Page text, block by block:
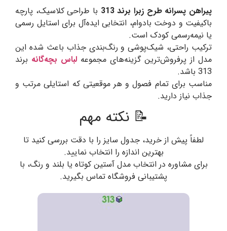
پیراهن پسرانه طرح زبرا برند 313
با طراحی کلاسیک، پارچه
باکیفیت و دوخت بادوام، انتخابی ایده‌آل برای استایل رسمی
یا نیمه‌رسمی کودک است.
ترکیب راحتی، شیک‌پوشی و رنگ‌بندی جذاب باعث شده این
مدل از پرفروش‌ترین گزینه‌های مجموعه لباس بچه‌گانه برند
313 باشد.
مناسب برای تمام فصول و هر موقعیتی که استایلی مرتب و
جذاب نیاز دارید.
📝 نکته مهم
لطفاً پیش از خرید، جدول سایز را با دقت بررسی کنید تا
بهترین اندازه را انتخاب نمایید.
برای مشاوره در انتخاب مدل آستین کوتاه یا بلند و رنگ، با
پشتیبانی فروشگاه تماس بگیرید.